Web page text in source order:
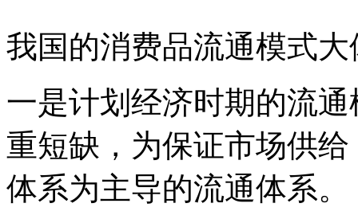
我国的消费品流通模式
一是计划经济时期的流
重短缺，为保证市场供
体系为主导的流通体系。